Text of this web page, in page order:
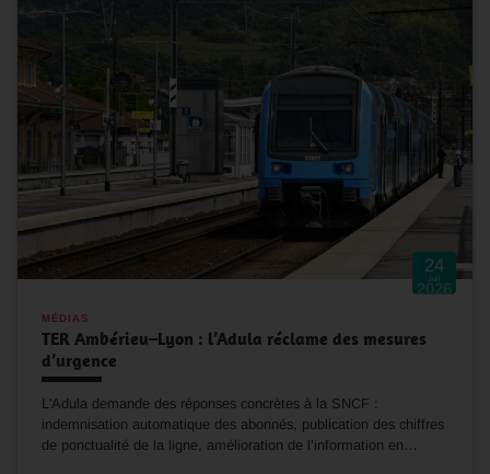
24
Juil
2026
MÉDIAS
TER Ambérieu–Lyon : l’Adula réclame des mesures
d’urgence
L'Adula demande des réponses concrètes à la SNCF :
indemnisation automatique des abonnés, publication des chiffres
de ponctualité de la ligne, amélioration de l’information en…